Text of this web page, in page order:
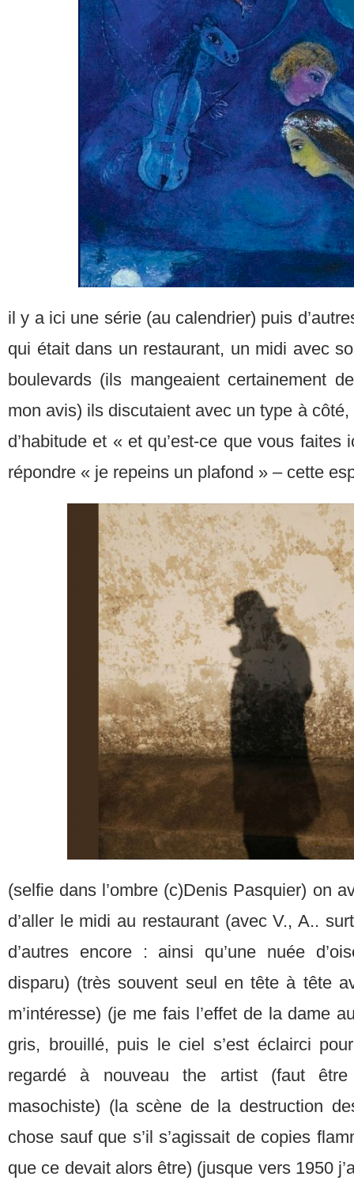
il y a ici une série (au calendrier) puis
qui était dans un restaurant, un midi avec
boulevards (ils mangeaient certainement
mon avis) ils discutaient avec un type à
d’habitude et « et qu’est-ce que vous
répondre « je repeins un plafond » – cette
(selfie dans l’ombre (c)Denis Pasquier) on
d’aller le midi au restaurant (avec V., A..
d’autres encore : ainsi qu’une nuée
disparu) (très souvent seul en tête à tête
m’intéresse) (je me fais l’effet de la dame
gris, brouillé, puis le ciel s’est éclairci
regardé à nouveau the artist (faut
masochiste) (la scène de la destruction
chose sauf que s’il s’agissait de copies
que ce devait alors être) (jusque vers 1950